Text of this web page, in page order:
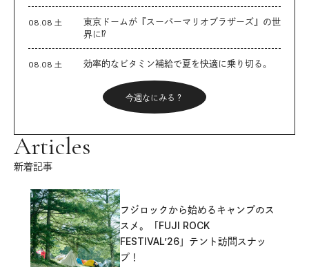
08.08 土
東京ドームが『スーパーマリオブラザーズ』の世
界に⁉︎
08.08 土 効率的なビタミン補給で夏を快適に乗り切る。
今週なにみる？
Articles
新着記事
フジロックから始めるキャンプのス
スメ。「FUJI ROCK
FESTIVAL’26」テント訪問スナッ
プ！